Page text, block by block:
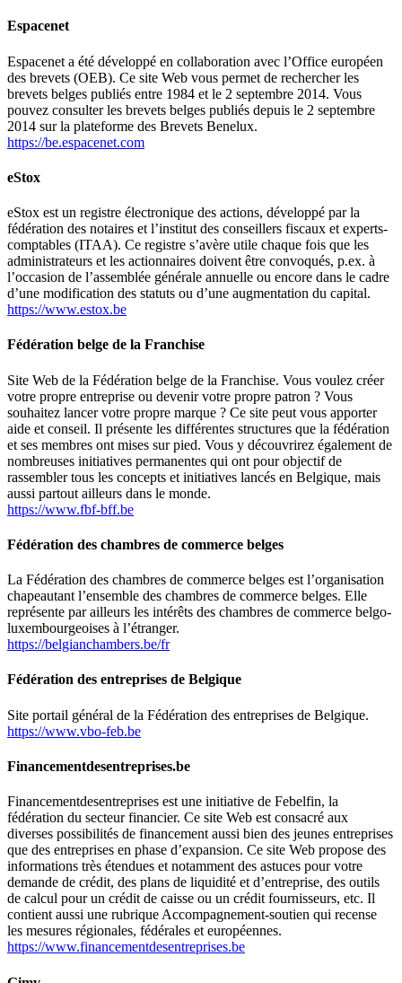
Espacenet
Espacenet a été développé en collaboration avec l’Office européen
des brevets (OEB). Ce site Web vous permet de rechercher les
brevets belges publiés entre 1984 et le 2 septembre 2014. Vous
pouvez consulter les brevets belges publiés depuis le 2 septembre
2014 sur la plateforme des Brevets Benelux.
https://be.espacenet.com
eStox
eStox est un registre électronique des actions, développé par la
fédération des notaires et l’institut des conseillers fiscaux et experts-
comptables (ITAA). Ce registre s’avère utile chaque fois que les
administrateurs et les actionnaires doivent être convoqués, p.ex. à
l’occasion de l’assemblée générale annuelle ou encore dans le cadre
d’une modification des statuts ou d’une augmentation du capital.
https://www.estox.be
Fédération belge de la Franchise
Site Web de la Fédération belge de la Franchise. Vous voulez créer
votre propre entreprise ou devenir votre propre patron ? Vous
souhaitez lancer votre propre marque ? Ce site peut vous apporter
aide et conseil. Il présente les différentes structures que la fédération
et ses membres ont mises sur pied. Vous y découvrirez également de
nombreuses initiatives permanentes qui ont pour objectif de
rassembler tous les concepts et initiatives lancés en Belgique, mais
aussi partout ailleurs dans le monde.
https://www.fbf-bff.be
Fédération des chambres de commerce belges
La Fédération des chambres de commerce belges est l’organisation
chapeautant l’ensemble des chambres de commerce belges. Elle
représente par ailleurs les intérêts des chambres de commerce belgo-
luxembourgeoises à l’étranger.
https://belgianchambers.be/fr
Fédération des entreprises de Belgique
Site portail général de la Fédération des entreprises de Belgique.
https://www.vbo-feb.be
Financementdesentreprises.be
Financementdesentreprises est une initiative de Febelfin, la
fédération du secteur financier. Ce site Web est consacré aux
diverses possibilités de financement aussi bien des jeunes entreprises
que des entreprises en phase d’expansion. Ce site Web propose des
informations très étendues et notamment des astuces pour votre
demande de crédit, des plans de liquidité et d’entreprise, des outils
de calcul pour un crédit de caisse ou un crédit fournisseurs, etc. Il
contient aussi une rubrique Accompagnement-soutien qui recense
les mesures régionales, fédérales et européennes.
https://www.financementdesentreprises.be